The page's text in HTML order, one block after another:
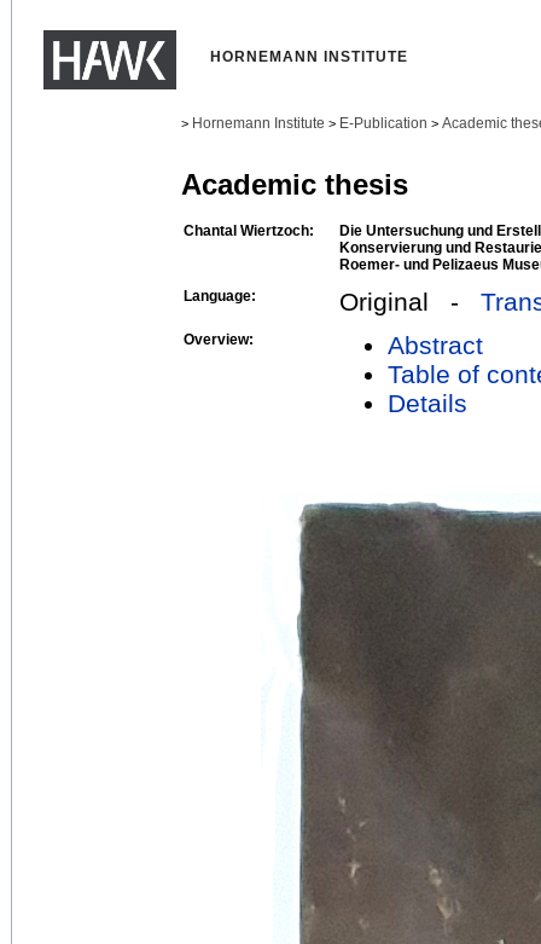
HORNEMANN INSTITUTE
> Hornemann Institute > E-Publication > Academic
Academic thesis
Chantal Wiertzoch:
Die Untersuchung und
Konservierung und
Roemer- und Pelizaeus
Language:
Original -
Overview:
Abstract
Table of
Details